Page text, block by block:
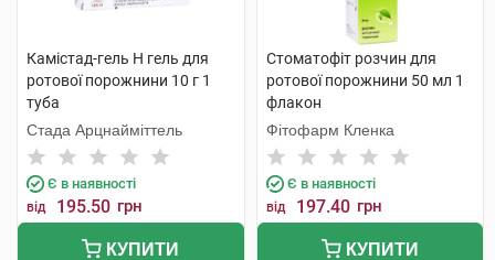
Камістад-гель Н гель для
ротової порожнини 10 г 1
туба
Стада Арцнайміттель
Є в наявності
від 195.50 грн
КУПИТИ
Стоматофіт розчин для
ротової порожнини 50 мл 1
флакон
Фітофарм Кленка
Є в наявності
від 197.40 грн
КУПИТИ